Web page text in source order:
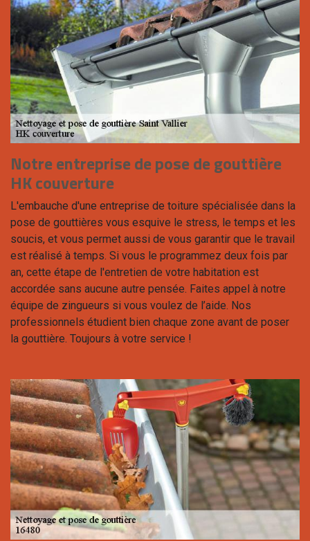
Notre entreprise de pose de gouttière
HK couverture
L'embauche d'une entreprise de toiture spécialisée dans la
pose de gouttières vous esquive le stress, le temps et les
soucis, et vous permet aussi de vous garantir que le travail
est réalisé à temps. Si vous le programmez deux fois par
an, cette étape de l'entretien de votre habitation est
accordée sans aucune autre pensée. Faites appel à notre
équipe de zingueurs si vous voulez de l’aide. Nos
professionnels étudient bien chaque zone avant de poser
la gouttière. Toujours à votre service !